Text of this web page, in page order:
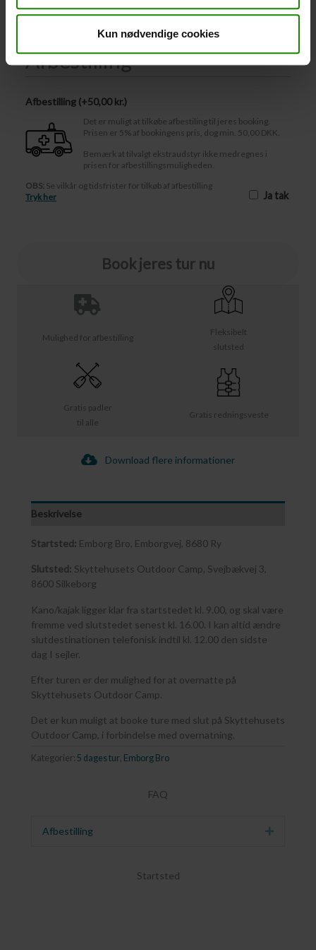
Kun nødvendige cookies
Gratis redningsveste
Gratis padler
til alle
Fleksibelt
slutsted
Mulighed for afbestilling
Download flere informationer
Beskrivelse
Startsted: Emborg Bro, Emborgvej, 8680 Ry
Slutsted: Skyttehusets Outdoor Camp, Svejbækvej 3,
8600 Silkeborg
Kano/kajak ligger klar fra startstedet kl. 9.00, og skal være
fremme ved slutstedet senest kl. 16.00. I kan altid ændre
slutdestinationen telefonisk indtil kl. 12.00 den sidste
dag I sejler.
Efter turen er der mulighed for at overnatte på
Skyttehusets Outdoor Camp.
Det er kun muligt at booke ture med slut på Skyttehusets
Outdoor Camp, i forbindelse med overnatning.
Kategorier: 5 dages tur Emborg Bro
FAQ
Afbestilling Udvid
Startsted
Afbestilling
Afbestilling ( 50,00 kr.)
Det er muligt at tilkøbe afbestiling til jeres booking.
Prisen er 5% af bookingens pris, dog min. 50,00 DKK.
Bemærk at tilvalgt ekstraudstyr ikke medregnes i
prisen for afbestillingsmuligheden.
OBS: Se vilkår og tidsfrister for tilkøb af afbestilling
Tryk her
Ja tak
Book jeres tur nu